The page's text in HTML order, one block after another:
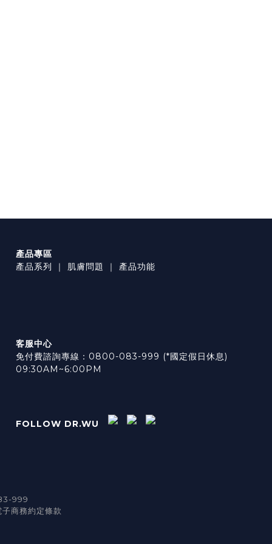
產品專區
產品系列
｜ 肌膚問題 ｜ 產品功能
客服中心
免付費諮詢專線：0800-083-999 (*國定假日休息)
09:30AM~6:00PM
FOLLOW DR.WU
999
子商務約定條款